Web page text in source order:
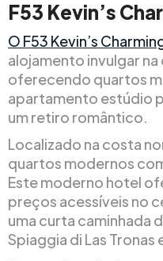
F53 Kevin’s
O F53 Kevin’s
alojamento invulgar
oferecendo quartos
apartamento estúdio
um retiro romântico.
Localizado na costa
quartos modernos
Este moderno hotel
preços acessíveis no
uma curta caminhada
Spiaggia di Las Tronas